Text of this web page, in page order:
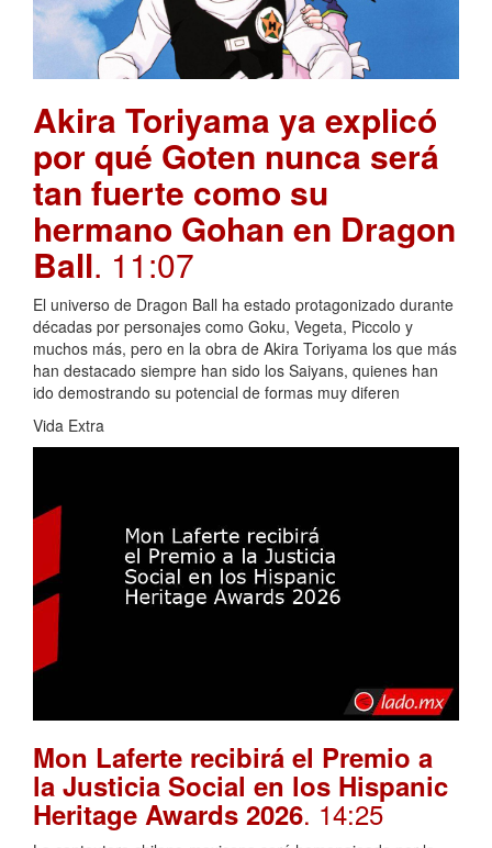
Akira Toriyama ya explicó
por qué Goten nunca será
tan fuerte como su
hermano Gohan en Dragon
Ball. 11:07
El universo de Dragon Ball ha estado protagonizado durante
décadas por personajes como Goku, Vegeta, Piccolo y
muchos más, pero en la obra de Akira Toriyama los que más
han destacado siempre han sido los Saiyans, quienes han
ido demostrando su potencial de formas muy diferen
Vida Extra
Mon Laferte recibirá el Premio a
la Justicia Social en los Hispanic
Heritage Awards 2026. 14:25